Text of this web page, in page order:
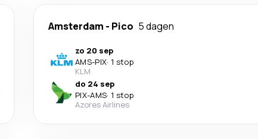
Amsterdam - Pico 5 dagen
zo 20 sep
AMS-PIX· 1 stop
KLM
do 24 sep
PIX-AMS· 1 stop
Azores Airlines